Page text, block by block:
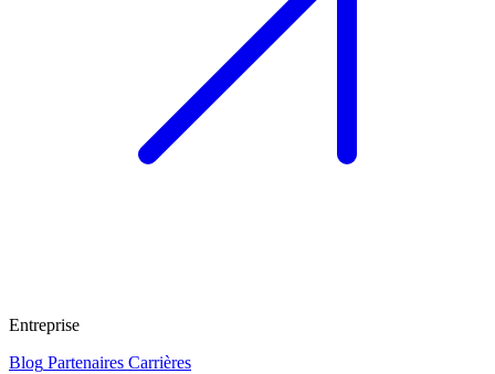
Entreprise
Blog Partenaires Carrières